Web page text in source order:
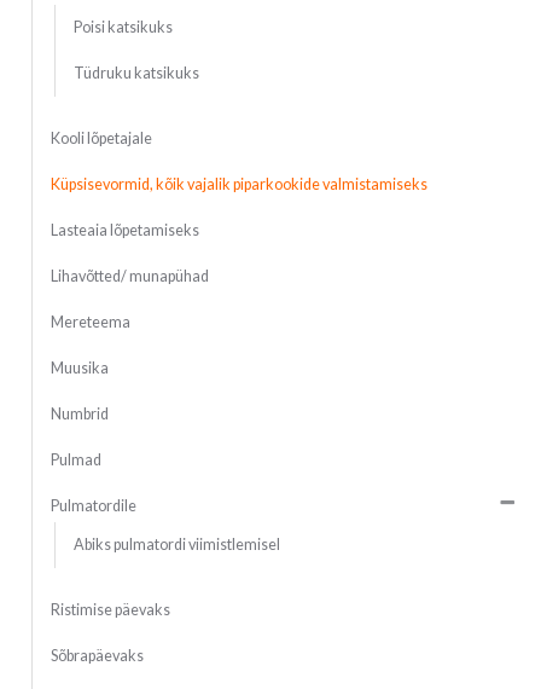
Poisi katsikuks
Tüdruku katsikuks
Kooli lõpetajale
Küpsisevormid, kõik vajalik piparkookide valmistamiseks
Lasteaia lõpetamiseks
Lihavõtted/ munapühad
Mereteema
Muusika
Numbrid
Pulmad
Pulmatordile
Abiks pulmatordi viimistlemisel
Ristimise päevaks
Sõbrapäevaks